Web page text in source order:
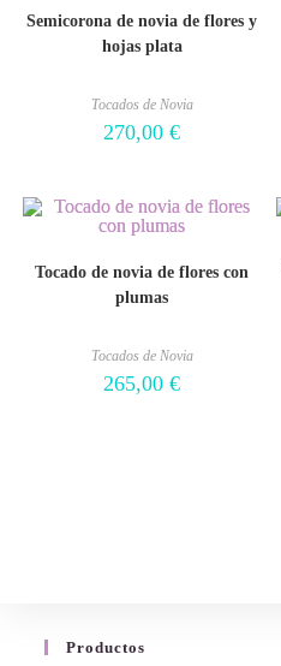
Semicorona de novia de flores y
hojas plata
Tocados de Novia
270,00€
Tocado de novia de flores con
plumas
Tocados de Novia
265,00€
Productos